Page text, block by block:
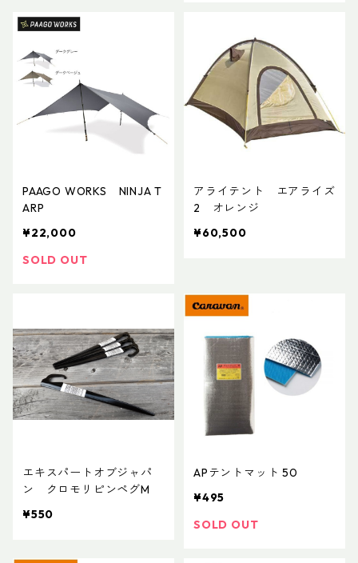
PAAGO WORKS NINJA T
ARP
¥22,000
SOLD OUT
アライテント エアライズ
2 オレンジ
¥60,500
エキスパートオブジャパ
ン クロモリピンペグM
¥550
APテントマット 50
¥495
SOLD OUT